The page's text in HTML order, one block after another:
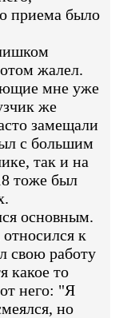
приема было
жалел.
мне уже
же
замещали
с большим
так и на
тоже был
основным.
к
свою работу
какое то
него: "Я
но